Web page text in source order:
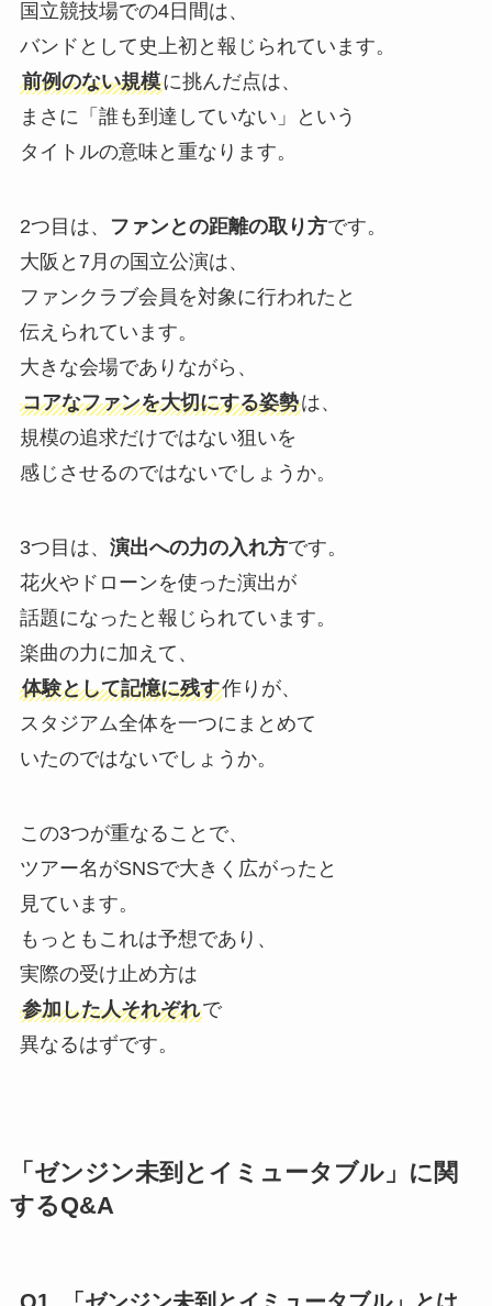
国立競技場での4日間は、
バンドとして史上初と報じられています。
前例のない規模に挑んだ点は、
まさに「誰も到達していない」という
タイトルの意味と重なります。
2つ目は、 ファンとの距離の取り方です。
大阪と7月の国立公演は、
ファンクラブ会員を対象に行われたと
伝えられています。
大きな会場でありながら、
コアなファンを大切にする姿勢は、
規模の追求だけではない狙いを
感じさせるのではないでしょうか。
3つ目は、 演出への力の入れ方です。
花火やドローンを使った演出が
話題になったと報じられています。
楽曲の力に加えて、
体験として記憶に残す作りが、
スタジアム全体を一つにまとめて
いたのではないでしょうか。
この3つが重なることで、
ツアー名がSNSで大きく広がったと
見ています。
もっともこれは予想であり、
実際の受け止め方は
参加した人それぞれで
異なるはずです。
「ゼンジン未到とイミュータブル」に関
するQ&A